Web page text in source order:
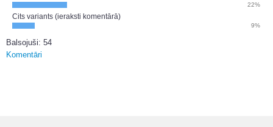
22%
Cits variants (ieraksti komentārā)
9%
Balsojuši: 54
Komentāri